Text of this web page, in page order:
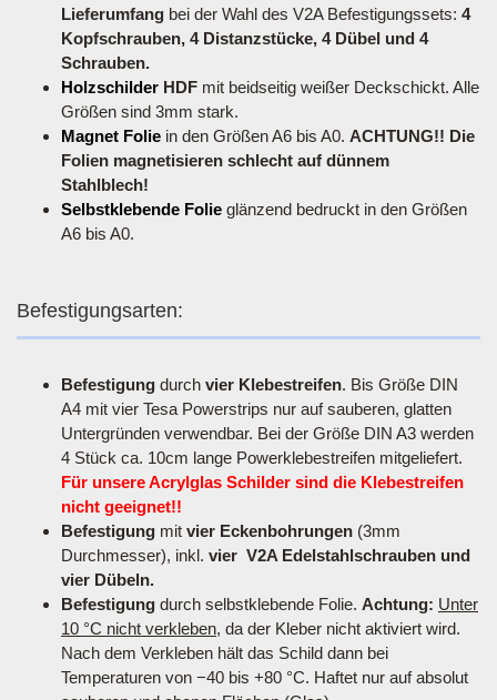
Lieferumfang bei der Wahl des V2A Befestigungssets: 4
Kopfschrauben, 4 Distanzstücke, 4 Dübel und 4
Schrauben.
Holzschilder HDF mit beidseitig weißer Deckschickt. Alle
Größen sind 3mm stark.
Magnet Folie in den Größen A6 bis A0. ACHTUNG!! Die
Folien magnetisieren schlecht auf dünnem
Stahlblech!
Selbstklebende Folie glänzend bedruckt in den Größen
A6 bis A0.
Befestigungsarten:
Befestigung durch vier Klebestreifen. Bis Größe DIN
A4 mit vier Tesa Powerstrips nur auf sauberen, glatten
Untergründen verwendbar. Bei der Größe DIN A3 werden
4 Stück ca. 10cm lange Powerklebestreifen mitgeliefert.
Für unsere Acrylglas Schilder sind die Klebestreifen
nicht geeignet!!
Befestigung mit vier Eckenbohrungen (3mm
Durchmesser), inkl. vier V2A Edelstahlschrauben und
vier Dübeln.
Befestigung durch selbstklebende Folie. Achtung: Unter
10 °C nicht verkleben, da der Kleber nicht aktiviert wird.
Nach dem Verkleben hält das Schild dann bei
Temperaturen von −40 bis +80 °C. Haftet nur auf absolut